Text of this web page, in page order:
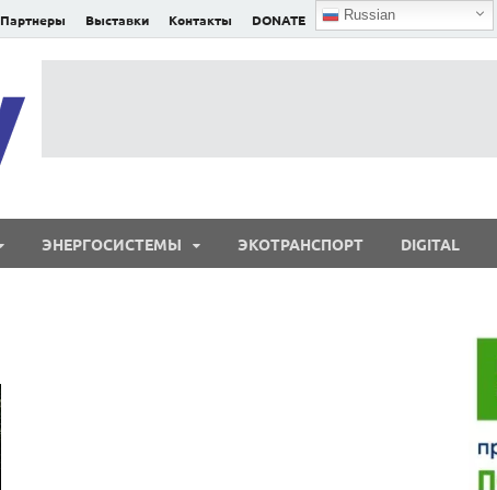
Партнеры Выставки Контакты DONATE Russian
ЭНЕРГОСИСТЕМЫ ЭКОТРАНСПОРТ DIGITAL